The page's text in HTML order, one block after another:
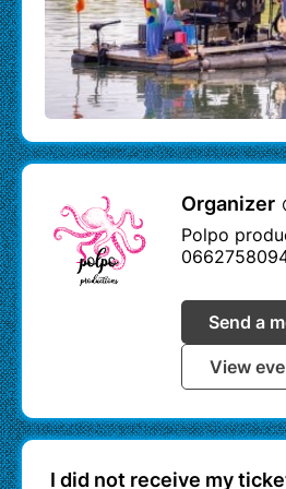
photo bannière haute
photo capsule droite
Le pianO du lac / le
www.pianodulac.eu
Organizer
Polpo
Send a
View
I did not receive my